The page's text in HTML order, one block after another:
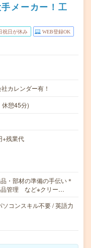
メーカー！工
祝日が休み WEB登録OK
カレンダー有！
憩45分)
残業代
・部材の準備の手伝い＊
品管理 など※クリー…
コンスキル不要 / 英語力